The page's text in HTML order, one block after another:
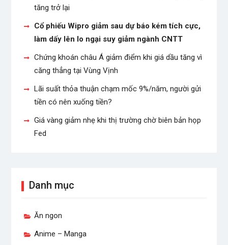
tăng trở lại
Cổ phiếu Wipro giảm sau dự báo kém tích cực,
làm dấy lên lo ngại suy giảm ngành CNTT
Chứng khoán châu Á giảm điểm khi giá dầu tăng vì
căng thẳng tại Vùng Vịnh
Lãi suất thỏa thuận chạm mốc 9%/năm, người gửi
tiền có nên xuống tiền?
Giá vàng giảm nhẹ khi thị trường chờ biên bản họp
Fed
Danh mục
Ăn ngon
Anime – Manga